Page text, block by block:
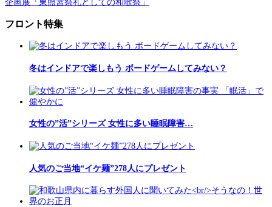
企画展「東照宮祭礼としての和歌祭」
フロント特集
冬はインドアで楽しもう ボードゲームしてみない？
女性の”活”シリーズ 女性に多い睡眠障害…
人気のご当地“イケ麺”278人にプレゼント